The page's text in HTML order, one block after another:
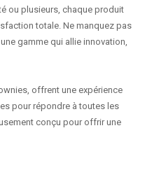
ou plusieurs, chaque produit
totale. Ne manquez pas
gamme qui allie innovation,
offrent une expérience
pour répondre à toutes les
conçu pour offrir une